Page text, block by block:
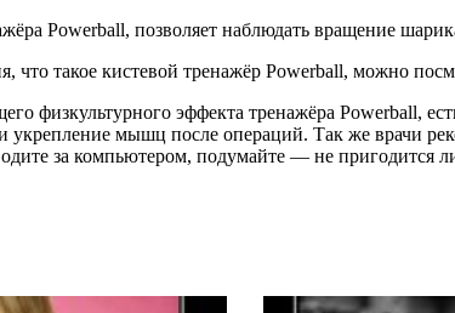
Powerball, позволяет наблюдать вращение
что такое кистевой тренажёр Powerball, можно
физкультурного эффекта тренажёра Powerball,
укрепление мышц после операций. Так же врачи
за компьютером, подумайте — не пригодится